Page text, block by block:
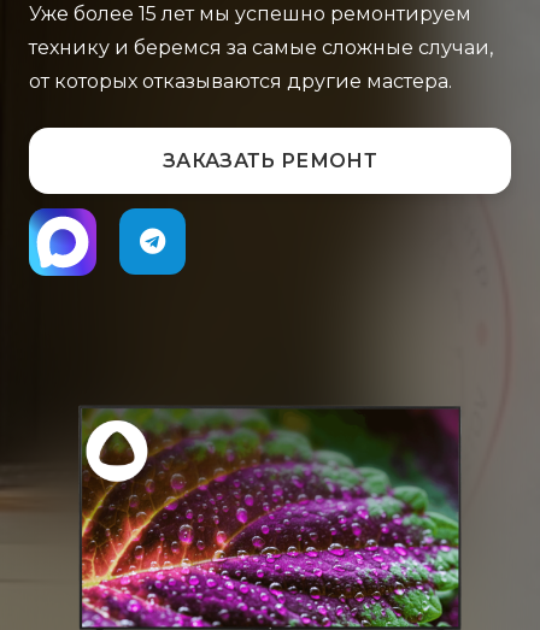
Уже более 15 лет мы успешно ремонтируем
технику и беремся за самые сложные случаи,
от которых отказываются другие мастера.
ЗАКАЗАТЬ РЕМОНТ